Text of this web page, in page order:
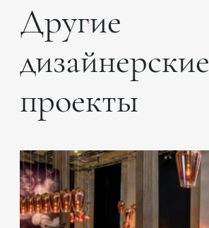
Другие
дизайнерские
проекты